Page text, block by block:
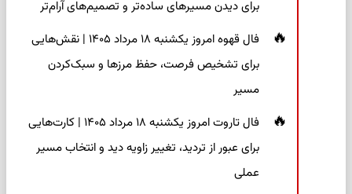
برای دیدن مسیرهای ساده‌تر و تصمیم‌های آرام‌تر
فال قهوه امروز یکشنبه ۱۸ مرداد ۱۴۰۵ | نقش‌هایی
برای تشخیص فرصت، حفظ مرزها و سبک‌کردن
مسیر
فال تاروت امروز یکشنبه ۱۸ مرداد ۱۴۰۵ | کارت‌هایی
برای عبور از تردید، تغییر زاویه دید و انتخاب مسیر
عملی